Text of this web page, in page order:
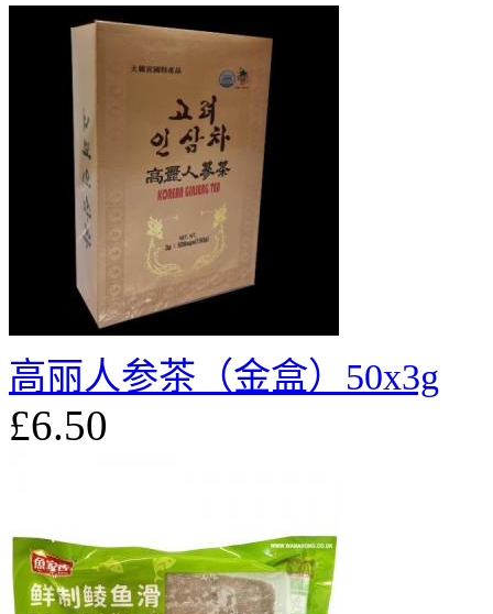
高丽人参茶（金盒）50x3g
£6.50